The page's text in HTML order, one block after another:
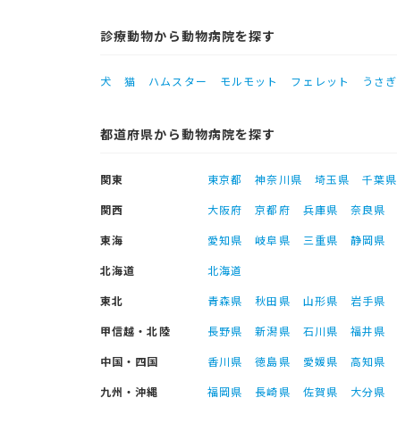
診療動物から動物病院を探す
犬 猫 ハムスター モルモット フェレット うさぎ
都道府県から動物病院を探す
関東 東京都 神奈川県 埼玉県 千葉県
関西
大阪府 京都府 兵庫県 奈良県
東海
愛知県 岐阜県 三重県
静岡県
北海道
北海道
東北
青森県 秋田県 山形県 岩手県
甲信越・北陸
長野県 新潟県 石川県 福井県
中国・四国
香川県 徳島県 愛媛県 高知県
九州・沖縄
福岡県 長崎県 佐賀県 大分県